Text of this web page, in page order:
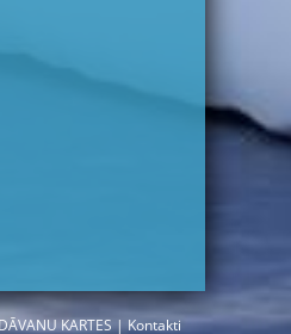
KARTES|Kontakti